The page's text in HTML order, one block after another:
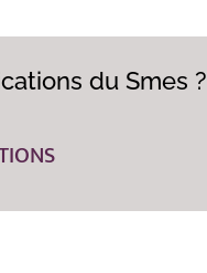
du Smes ?